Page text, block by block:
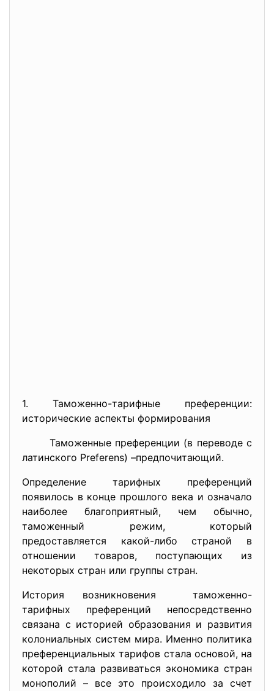
1. Таможенно-тарифные преференции:
исторические аспекты формирования
Таможенные преференции (в переводе с
латинского Preferens) –предпочитающий.
Определение тарифных преференций
появилось в конце прошлого века и означало
наиболее благоприятный, чем обычно,
таможенный режим, который
предоставляется какой-либо страной в
отношении товаров, поступающих из
некоторых стран или группы стран.
История возникновения таможенно-
тарифных преференций непосредственно
связана с историей образования и развития
колониальных систем мира. Именно политика
преференциальных тарифов стала основой, на
которой стала развиваться экономика стран
монополий – все это происходило за счет